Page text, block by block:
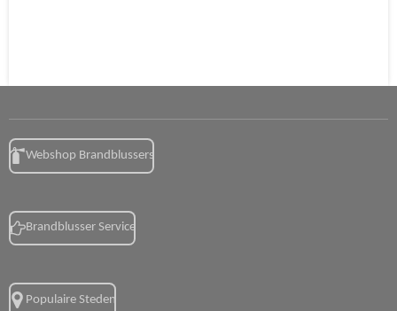
Webshop Brandblussers
Brandblusser Service
Populaire Steden